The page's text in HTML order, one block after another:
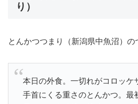
り）
とんかつつまり（新潟県中魚沼）の
本日の外食。一切れがコロッケ
手首にくる重さのとんかつ。最